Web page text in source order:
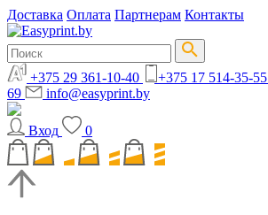
Доставка Оплата Партнерам Контакты
+375 29 361-10-40 +375 17 514-35-55
69
info@easyprint.by
Вход 0